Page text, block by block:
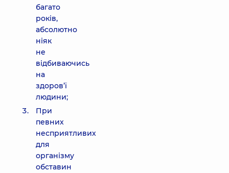
багато
років,
абсолютно
ніяк
не
відбиваючись
на
здоров’ї
людини;
При
певних
несприятливих
для
організму
обставин